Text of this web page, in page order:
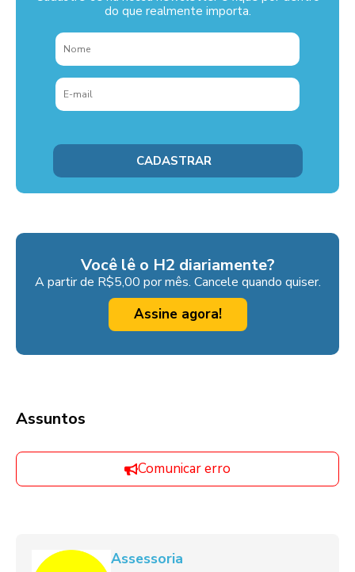
do que realmente importa.
Você lê o H2 diariamente?
A partir de R$5,00 por mês. Cancele quando quiser.
Assine agora!
Assuntos
Comunicar erro
Assessoria